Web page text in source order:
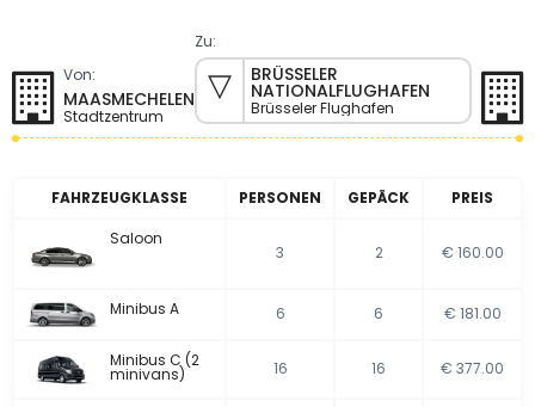
Von:
MAASMECHELEN
Stadtzentrum
Zu:
BRÜSSELER
NATIONALFLUGHAFEN
Brüsseler Flughafen
FAHRZEUGKLASSE PERSONEN GEPÄCK
PREIS
Saloon
3 2 € 160.00
Minibus A 6 6 € 181.00
Minibus C (2
minivans) 16 16 € 377.00